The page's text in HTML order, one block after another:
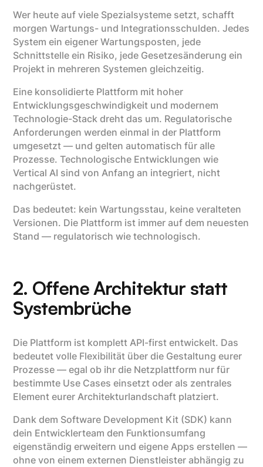
Wer heute auf viele Spezialsysteme setzt, schafft
morgen Wartungs- und Integrationsschulden. Jedes
System ein eigener Wartungsposten, jede
Schnittstelle ein Risiko, jede Gesetzesänderung ein
Projekt in mehreren Systemen gleichzeitig.
Eine konsolidierte Plattform mit hoher
Entwicklungsgeschwindigkeit und modernem
Technologie-Stack dreht das um. Regulatorische
Anforderungen werden einmal in der Plattform
umgesetzt — und gelten automatisch für alle
Prozesse. Technologische Entwicklungen wie
Vertical AI sind von Anfang an integriert, nicht
nachgerüstet.
Das bedeutet: kein Wartungsstau, keine veralteten
Versionen. Die Plattform ist immer auf dem neuesten
Stand — regulatorisch wie technologisch.
2. Offene Architektur statt
Systembrüche
Die Plattform ist komplett API-first entwickelt. Das
bedeutet volle Flexibilität über die Gestaltung eurer
Prozesse — egal ob ihr die Netzplattform nur für
bestimmte Use Cases einsetzt oder als zentrales
Element eurer Architekturlandschaft platziert.
Dank dem Software Development Kit (SDK) kann
dein Entwicklerteam den Funktionsumfang
eigenständig erweitern und eigene Apps erstellen —
ohne von einem externen Dienstleister abhängig zu